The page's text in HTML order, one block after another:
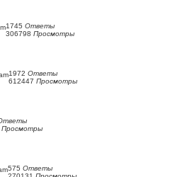
1745 Ответы
306798 Просмотры
1972 Ответы
612447 Просмотры
Просмотры
575 Ответы